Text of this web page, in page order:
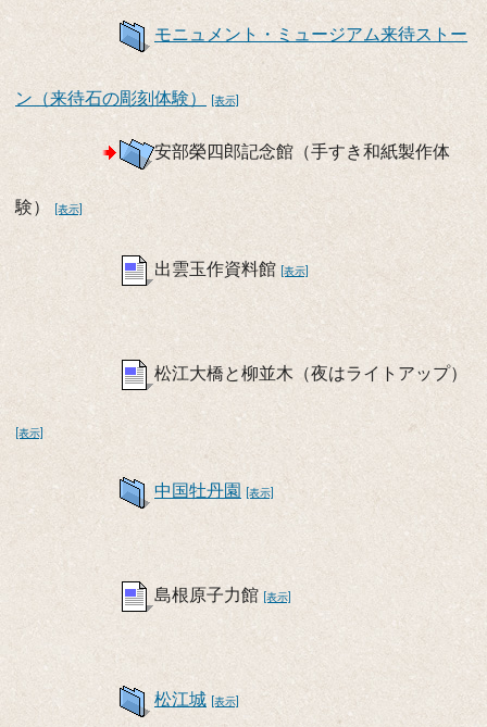
モニュメント・ミュージアム来待ストー
ン（来待石の彫刻体験） [表示]
安部榮四郎記念館（手すき和紙製作体
験） [表示]
出雲玉作資料館 [表示]
松江大橋と柳並木（夜はライトアップ）
[表示]
中国牡丹園 [表示]
島根原子力館 [表示]
松江城 [表示]